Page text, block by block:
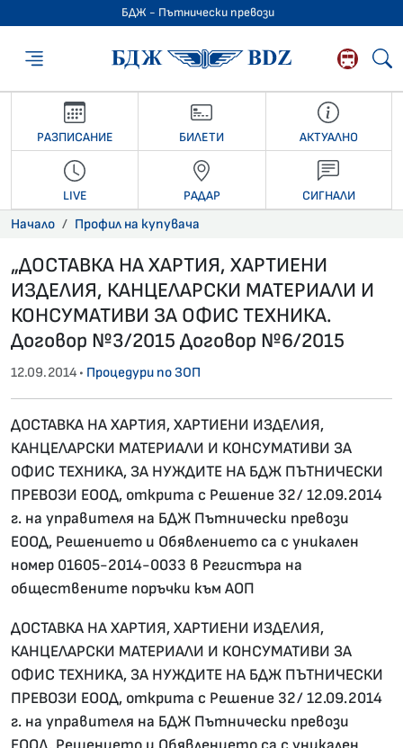
БДЖ - Пътнически превози
БДЖ -
РАЗПИСАНИЕ БИЛЕТИ АКТУАЛНО
LIVE РАДАР СИГНАЛИ
Начало Профил на купувача
„ДОСТАВКА НА ХАРТИЯ, ХАРТИЕНИ
ИЗДЕЛИЯ, КАНЦЕЛАРСКИ МАТЕРИАЛИ И
КОНСУМАТИВИ ЗА ОФИС ТЕХНИКА.
Договор №3/2015 Договор №6/2015
12.09.2014 • Процедури по ЗОП
ДОСТАВКА НА ХАРТИЯ, ХАРТИЕНИ ИЗДЕЛИЯ,
КАНЦЕЛАРСКИ МАТЕРИАЛИ И КОНСУМАТИВИ ЗА
ОФИС ТЕХНИКА, ЗА НУЖДИТЕ НА БДЖ ПЪТНИЧЕСКИ
ПРЕВОЗИ ЕООД, открита с Решение 32/ 12.09.2014
г. на управителя на БДЖ Пътнически превози
ЕООД, Решението и Обявлението са с уникален
номер 01605-2014-0033 в Регистъра на
обществените поръчки към АОП
ДОСТАВКА НА ХАРТИЯ, ХАРТИЕНИ ИЗДЕЛИЯ,
КАНЦЕЛАРСКИ МАТЕРИАЛИ И КОНСУМАТИВИ ЗА
ОФИС ТЕХНИКА, ЗА НУЖДИТЕ НА БДЖ ПЪТНИЧЕСКИ
ПРЕВОЗИ ЕООД, открита с Решение 32/ 12.09.2014
г. на управителя на БДЖ Пътнически превози